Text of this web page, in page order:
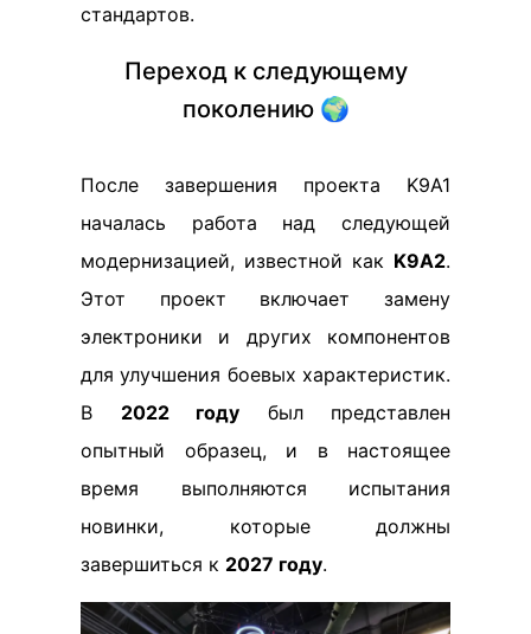
стандартов.
Переход к следующему
поколению 🌍
После завершения проекта K9A1
началась работа над следующей
модернизацией, известной как K9A2.
Этот проект включает замену
электроники и других компонентов
для улучшения боевых характеристик.
В 2022 году был представлен
опытный образец, и в настоящее
время выполняются испытания
новинки, которые должны
завершиться к 2027 году.